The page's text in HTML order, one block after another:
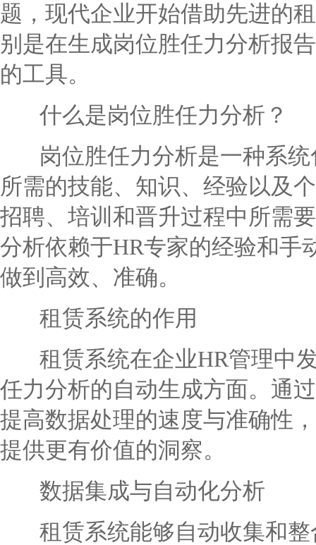
题，现代企业开始借助先进的
别是在生成岗位胜任力分析报
的工具。
什么是岗位胜任力分析？
岗位胜任力分析是一种系统
所需的技能、知识、经验以及
招聘、培训和晋升过程中所需
分析依赖于HR专家的经验和手
做到高效、准确。
租赁系统的作用
租赁系统在企业HR管理中
任力分析的自动生成方面。通
提高数据处理的速度与准确性
提供更有价值的洞察。
数据集成与自动化分析
租赁系统能够自动收集和整